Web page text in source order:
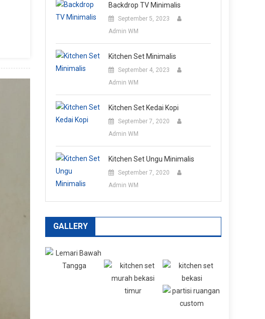
Backdrop TV Minimalis
September 5, 2023
Admin WM
Kitchen Set Minimalis
September 4, 2023
Admin WM
Kitchen Set Kedai Kopi
September 7, 2020
Admin WM
Kitchen Set Ungu Minimalis
September 7, 2020
Admin WM
GALLERY